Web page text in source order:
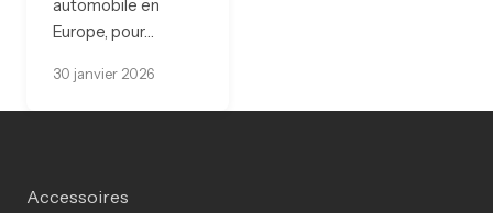
automobile en
Europe, pour…
30 janvier 2026
Accessoires